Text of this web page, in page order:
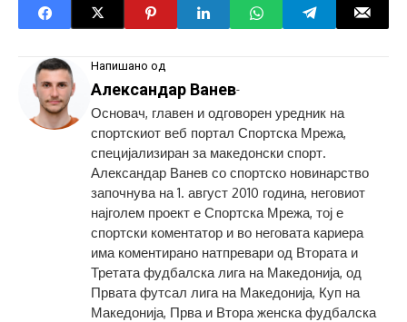
Напишано од
Александар Ванев-
Основач, главен и одговорен уредник на
спортскиот веб портал Спортска Мрежа,
специјализиран за македонски спорт.
Александар Ванев со спортско новинарство
започнува на 1. август 2010 година, неговиот
најголем проект е Спортска Мрежа, тој е
спортски коментатор и во неговата кариера
има коментирано натпревари од Втората и
Третата фудбалска лига на Македонија, од
Првата футсал лига на Македонија, Куп на
Македонија, Прва и Втора женска фудбалска